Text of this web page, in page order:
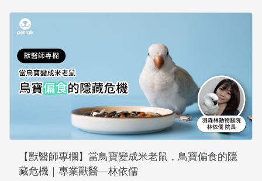
【獸醫師專欄】當鳥寶變成米老鼠，鳥寶偏食的隱
藏危機｜專業獸醫—林依儒